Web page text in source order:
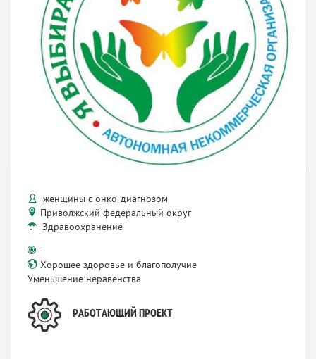
женщины с онко-диагнозом
Приволжский федеральный округ
Здравоохранение
-
Хорошее здоровье и благополучие
Уменьшение неравенства
РАБОТАЮЩИЙ ПРОЕКТ